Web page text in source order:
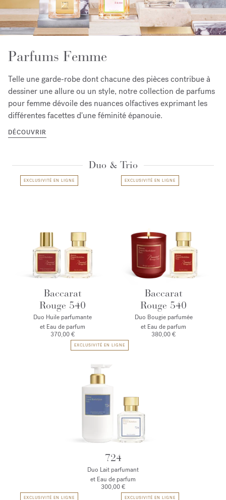
Parfums Femme
Telle une garde-robe dont chacune des pièces contribue à
dessiner une allure ou un style, notre collection de parfums
pour femme dévoile des nuances olfactives exprimant les
différentes facettes d'une féminité épanouie.
DÉCOUVRIR
Duo & Trio
EXCLUSIVITÉ EN LIGNE
Baccarat
Rouge 540
Duo Huile parfumante
et Eau de parfum
370,00 €
EXCLUSIVITÉ EN LIGNE
Baccarat
Rouge 540
Duo Bougie parfumée
et Eau de parfum
380,00 €
EXCLUSIVITÉ EN LIGNE
724
Duo Lait parfumant
et Eau de parfum
300,00 €
EXCLUSIVITÉ EN LIGNE EXCLUSIVITÉ EN LIGNE